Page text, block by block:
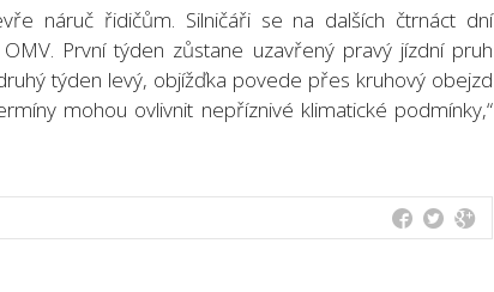
náruč řidičům. Silničáři se na dalších čtrnáct dní
První týden zůstane uzavřený pravý jízdní pruh
týden levý, objížďka povede přes kruhový obejzd
mohou ovlivnit nepříznivé klimatické podmínky,“